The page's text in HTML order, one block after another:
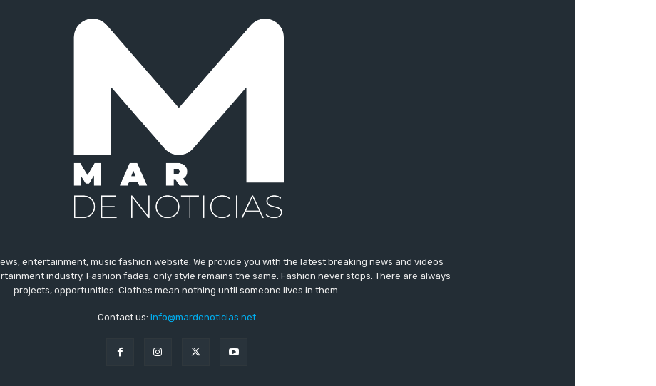
entertainment, music fashion website. We provide you with the latest breaking news and videos
industry. Fashion fades, only style remains the same. Fashion never stops. There are always
projects, opportunities. Clothes mean nothing until someone lives in them.
Contact us: info@mardenoticias.net